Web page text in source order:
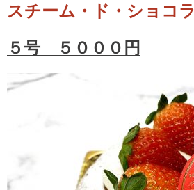
スチーム・ド・ショコラ
５号 ５０００円